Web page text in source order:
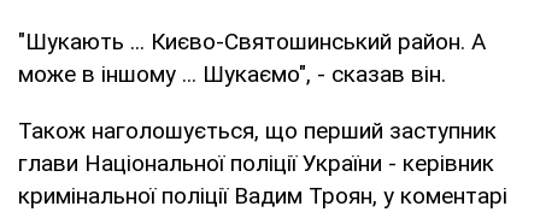
"Шукають ... Києво-Святошинський район. А
може в іншому ... Шукаємо", - сказав він.
Також наголошується, що перший заступник
глави Національної поліції України - керівник
кримінальної поліції Вадим Троян, у коментарі